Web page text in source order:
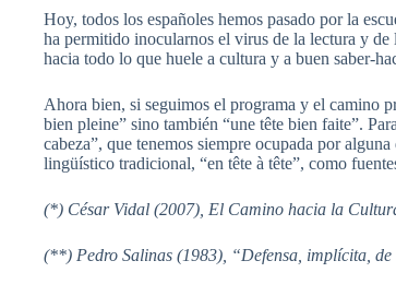
Hoy, todos los españoles hemos pasado por la
ha permitido inocularnos el virus de la lectura y
hacia todo lo que huele a cultura y a buen saber-
Ahora bien, si seguimos el programa y el camino
bien pleine” sino también “une tête bien faite”.
cabeza”, que tenemos siempre ocupada por
lingüístico tradicional, “en tête à tête”, como
(*) César Vidal (2007), El Camino hacia la
(**) Pedro Salinas (1983), “Defensa, implícita,